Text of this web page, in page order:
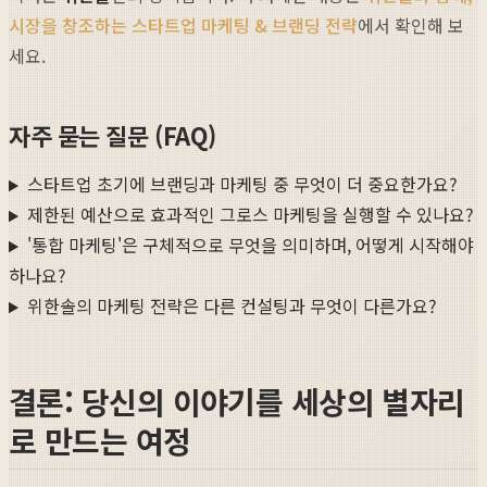
시장을 창조하는 스타트업 마케팅 & 브랜딩 전략에서 확인해 보
세요.
자주 묻는 질문 (FAQ)
스타트업 초기에 브랜딩과 마케팅 중 무엇이 더 중요한가요?
제한된 예산으로 효과적인 그로스 마케팅을 실행할 수 있나요?
'통합 마케팅'은 구체적으로 무엇을 의미하며, 어떻게 시작해야
하나요?
위한솔의 마케팅 전략은 다른 컨설팅과 무엇이 다른가요?
결론: 당신의 이야기를 세상의 별자리
로 만드는 여정